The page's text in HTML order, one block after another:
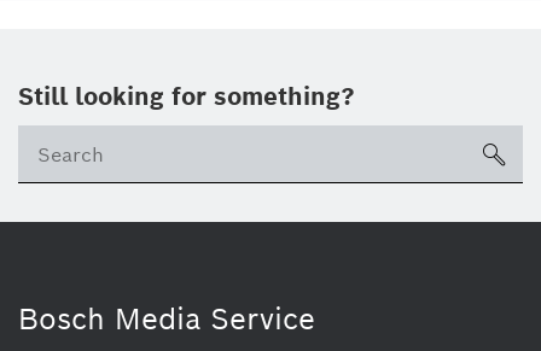
Still looking for something?
Bosch Media Service